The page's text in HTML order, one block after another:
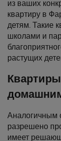
из ваших
квартиру в
детям. Такие
школами и
растущих
Аналогичным
разрешено
имеет